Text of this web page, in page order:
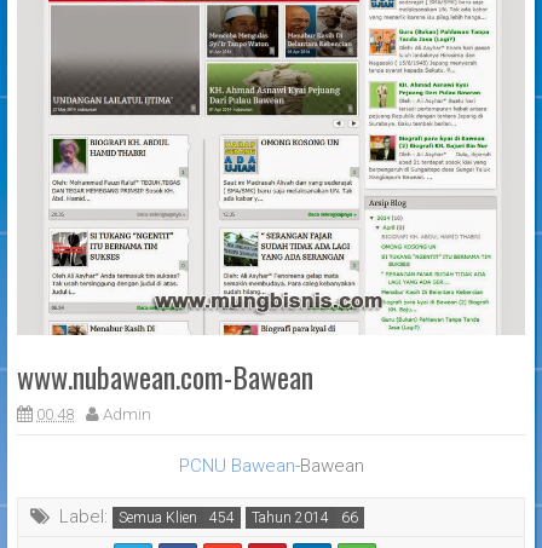
www.nubawean.com-Bawean
00.48 Admin
PCNU Bawean-Bawean
Label: Semua Klien Tahun 2014